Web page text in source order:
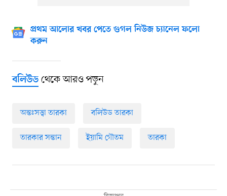
প্রথম আলোর খবর পেতে গুগল নিউজ চ্যানেল ফলো
করুন
বলিউডথেকে আরও পড়ুন
অন্তঃসত্ত্বা তারকা বলিউড তারকা
তারকার সন্তান ইয়ামি গৌতম তারকা